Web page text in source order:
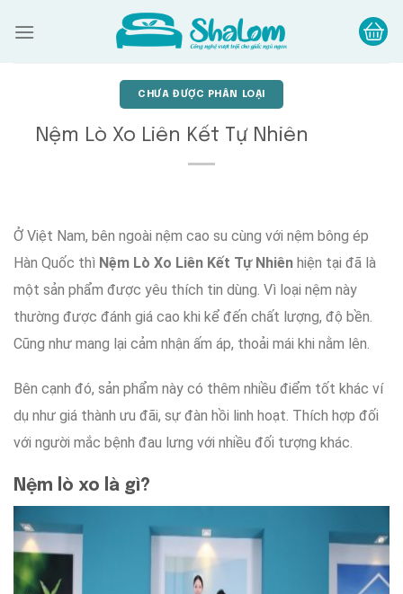
to
CHƯA ĐƯỢC PHÂN LOẠI
Nệm Lò Xo Liên Kết Tự Nhiên
Ở Việt Nam, bên ngoài nệm cao su cùng với nệm bông ép
Hàn Quốc thì Nệm Lò Xo Liên Kết Tự Nhiên hiện tại đã là
một sản phẩm được yêu thích tin dùng Vì loại nệm này
thường được đánh giá cao khi kể đến chất lượng, độ bền
Cũng như mang lại cảm nhận ấm áp, thoải mái khi nằm lên
Bên cạnh đó, sản phẩm này có thêm nhiều điểm tốt khác ví
dụ như giá thành ưu đãi, sự đàn hồi linh hoạt. Thích hợp đối
với người mắc bệnh đau lưng với nhiều đối tượng khác.
Nệm lò xo là gì?